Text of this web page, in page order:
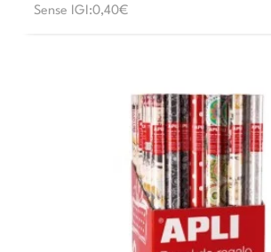
Sense IGI:0,40€